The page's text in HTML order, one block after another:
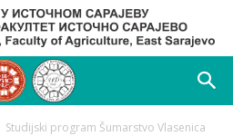
Studijski program Šumarstvo Vlasenica